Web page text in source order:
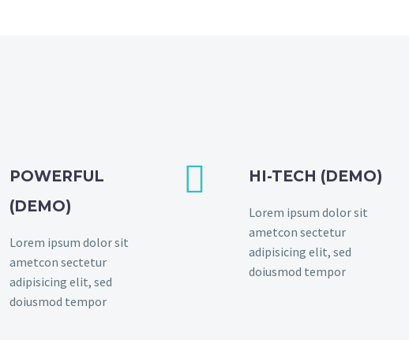
POWERFUL
(DEMO)
Lorem ipsum dolor sit
ametcon sectetur
adipisicing elit, sed
doiusmod tempor

 HI-TECH (DEMO)
Lorem ipsum dolor sit
ametcon sectetur
adipisicing elit, sed
doiusmod tempor